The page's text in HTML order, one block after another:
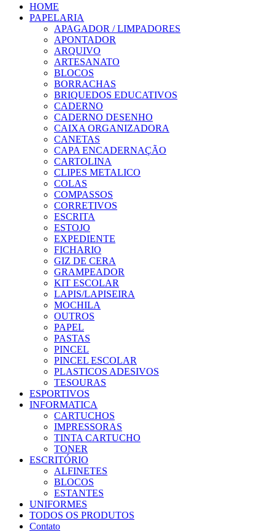
HOME
PAPELARIA
APAGADOR / LIMPADORES
APONTADOR
ARQUIVO
ARTESANATO
BLOCOS
BORRACHAS
BRIQUEDOS EDUCATIVOS
CADERNO
CADERNO DESENHO
CAIXA ORGANIZADORA
CANETAS
CAPA ENCADERNAÇÃO
CARTOLINA
CLIPES METALICO
COLAS
COMPASSOS
CORRETIVOS
ESCRITA
ESTOJO
EXPEDIENTE
FICHARIO
GIZ DE CERA
GRAMPEADOR
KIT ESCOLAR
LAPIS/LAPISEIRA
MOCHILA
OUTROS
PAPEL
PASTAS
PINCEL
PINCEL ESCOLAR
PLASTICOS ADESIVOS
TESOURAS
ESPORTIVOS
INFORMATICA
CARTUCHOS
IMPRESSORAS
TINTA CARTUCHO
TONER
ESCRITÓRIO
ALFINETES
BLOCOS
ESTANTES
UNIFORMES
TODOS OS PRODUTOS
Contato